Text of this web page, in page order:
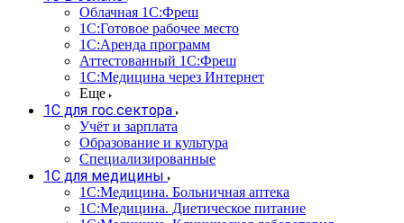
Облачная 1С:Фреш
1С:Готовое рабочее место
1C:Аренда программ
Аттестованный 1С:Фреш
1С:Медицина через Интернет
Еще
1С для гос.сектора
Учёт и зарплата
Образование и культура
Специализированные
1С для медицины
1С:Медицина. Больничная аптека
1С:Медицина. Диетическое питание